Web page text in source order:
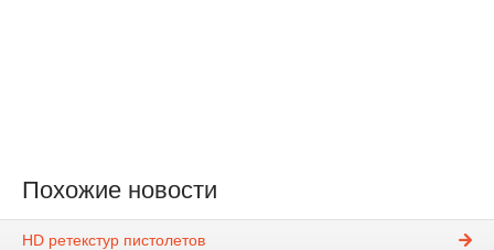
Похожие новости
HD ретекстур пистолетов